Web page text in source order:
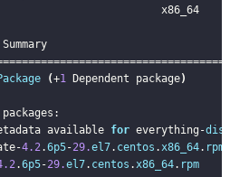
(+1 Dependent package)
available for everything-disc
4.2 .6p5-29.el7. centos . x86_64. rpm
.6p5-29.el7. centos . x86_64. rpm